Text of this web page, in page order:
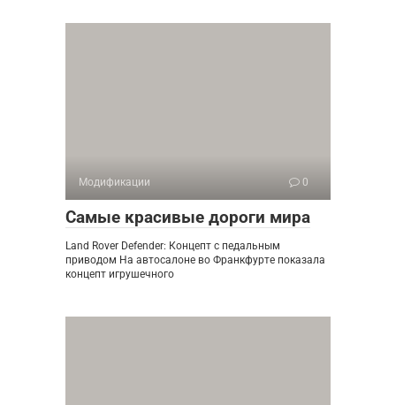
Модификации 0
Самые красивые дороги мира
Land Rover Defender: Концепт с педальным
приводом На автосалоне во Франкфурте показала
концепт игрушечного